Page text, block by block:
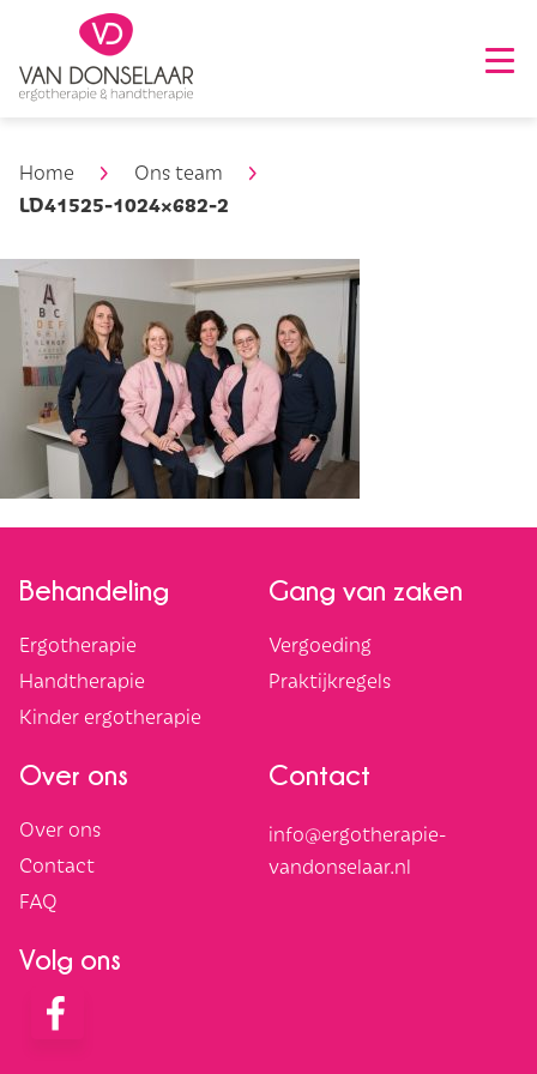
Home Ons team
LD41525-1024×682-2
Behandeling
Ergotherapie
Handtherapie
Kinder ergotherapie
Gang van zaken
Vergoeding
Praktijkregels
Over ons
Over ons
Contact
FAQ
Contact
info@ergotherapie-
vandonselaar.nl
Volg ons